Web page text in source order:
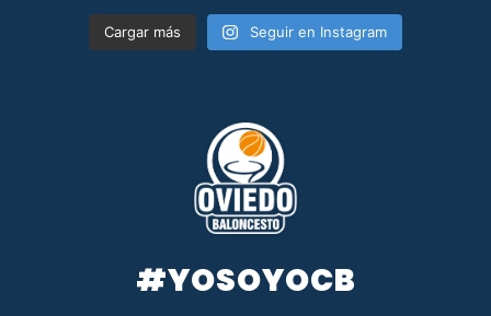
Cargar más Seguir en Instagram
#YOSOYOCB